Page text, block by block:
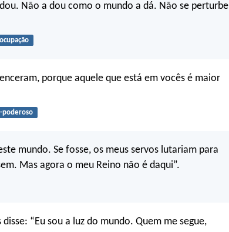
Não a dou como o mundo a dá. Não se perturbe
porque aquele que está em vocês é maior
poderoso
mundo. Se fosse, os meus servos lutariam para
Mas agora o meu Reino não é daqui”.
“Eu sou a luz do mundo. Quem me segue,